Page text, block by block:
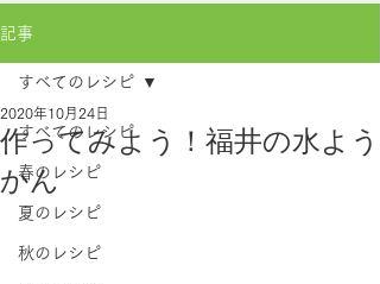
記事
すべてのレシピ
春のレシピ
夏のレシピ
秋のレシピ
すべてのレシピ
作ってみよう！福井の水よう
かん
2020年10月24日